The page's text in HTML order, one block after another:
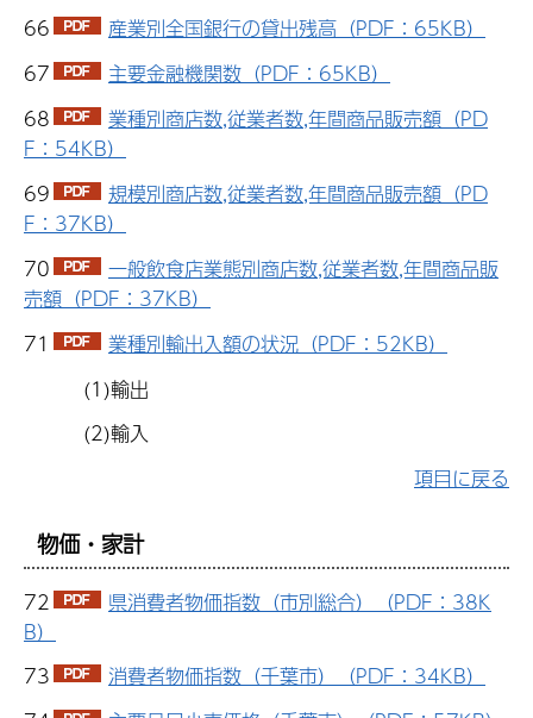
66
産業別全国銀行の貸出残高（PDF：65KB）
67
主要金融機関数（PDF：65KB）
68
業種別商店数,従業者数,年間商品販売額（PD
F：54KB）
69
規模別商店数,従業者数,年間商品販売額（PD
F：37KB）
70
一般飲食店業態別商店数,従業者数,年間商品販
売額（PDF：37KB）
71
業種別輸出入額の状況（PDF：52KB）
(1)輸出
(2)輸入
項目に戻る
物価・家計
72
県消費者物価指数（市別総合）（PDF：38K
B）
73
消費者物価指数（千葉市）（PDF：34KB）